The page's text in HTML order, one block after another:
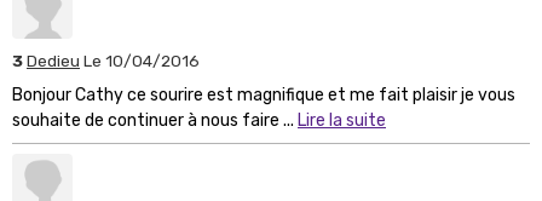
3Dedieu Le 10/04/2016
Bonjour Cathy ce sourire est magnifique et me fait plaisir je vous
souhaite de continuer à nous faire ... Lire la suite